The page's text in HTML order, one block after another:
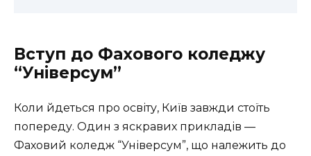
Вступ до Фахового коледжу
“Універсум”
Коли йдеться про освіту, Київ завжди стоїть
попереду. Один з яскравих прикладів —
Фаховий коледж “Універсум”, що належить до